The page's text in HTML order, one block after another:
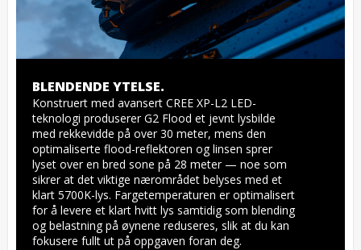
BLENDENDE YTELSE.
Konstruert med avansert CREE XP-L2 LED-
teknologi produserer G2 Flood et jevnt lysbilde
med rekkevidde på over 30 meter, mens den
optimaliserte flood-reflektoren og linsen sprer
lyset over en bred sone på 28 meter — noe som
sikrer at det viktige nærområdet belyses med et
klart 5700K-lys. Fargetemperaturen er optimalisert
for å levere et klart hvitt lys samtidig som blending
og belastning på øynene reduseres, slik at du kan
fokusere fullt ut på oppgaven foran deg.